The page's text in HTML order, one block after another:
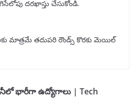
దరఖాస్తు చేసుకోండి.
మాత్రమే తదుపరి రౌండ్స్ కొరకు మెయిల్
భారీగా ఉద్యోగాలు | Tech